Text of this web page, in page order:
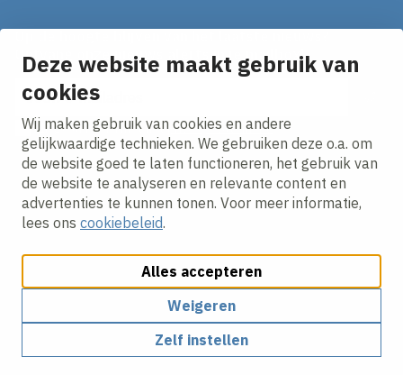
Deze website maakt gebruik van
cookies
Wij maken gebruik van cookies en andere
gelijkwaardige technieken. We gebruiken deze o.a. om
de website goed te laten functioneren, het gebruik van
de website te analyseren en relevante content en
advertenties te kunnen tonen. Voor meer informatie,
lees ons cookiebeleid.
Alles accepteren
Weigeren
Zelf instellen
Ontvang onze nieuws alerts in je mailbox!
E-mailadres
Ik ga akkoord met hetprivacy statement.
Cookies aanpassenCookie beleidPrivacy policy
Algemene Inkoopvoorwaarden